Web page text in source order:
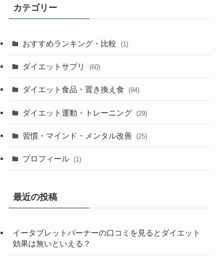
カテゴリー
おすすめランキング・比較 (1)
ダイエットサプリ (60)
ダイエット食品・置き換え食 (94)
ダイエット運動・トレーニング (29)
習慣・マインド・メンタル改善 (25)
プロフィール (1)
最近の投稿
イータブレットバーナーの口コミを見るとダイエット
効果は無いといえる？